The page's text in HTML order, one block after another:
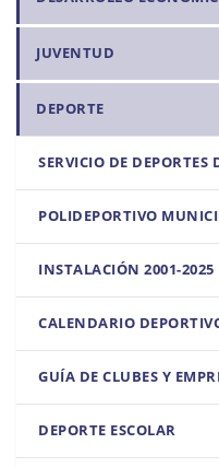
g
a
ó
n
JUVENTUD
DEPORTE
SERVICIO DE DEPORTES
POLIDEPORTIVO
INSTALACIÓN 2001-2025
CALENDARIO
GUÍA DE CLUBES Y
DEPORTE ESCOLAR